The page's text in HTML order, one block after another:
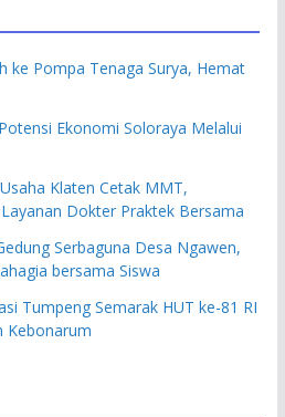
ke Pompa Tenaga Surya, Hemat
Ekonomi Soloraya Melalui
Klaten Cetak MMT,
Dokter Praktek Bersama
Serbaguna Desa Ngawen,
bersama Siswa
Tumpeng Semarak HUT ke-81 RI
Kebonarum